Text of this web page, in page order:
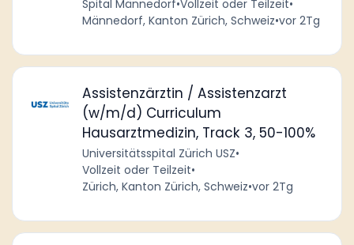
Spital Männedorf•Vollzeit oder Teilzeit•
Männedorf, Kanton Zürich, Schweiz•vor 2Tg
Assistenzärztin / Assistenzarzt
(w/m/d) Curriculum
Hausarztmedizin, Track 3, 50-100%
Universitätsspital Zürich USZ•
Vollzeit oder Teilzeit•
Zürich, Kanton Zürich, Schweiz•vor 2Tg